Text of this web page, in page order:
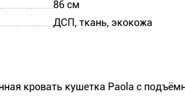
86 см
ДСП, ткань, экокожа
кровать кушетка Paola с